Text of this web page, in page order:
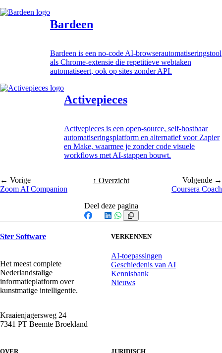
Bardeen
Bardeen is een no-code AI-browserautomatiseringstool
als Chrome-extensie die repetitieve webtaken
automatiseert, ook op sites zonder API.
Activepieces
Activepieces is een open-source, self-hostbaar
automatiseringsplatform en alternatief voor Zapier
en Make, waarmee je zonder code visuele
workflows met AI-stappen bouwt.
← Vorige
Zoom AI Companion
↑ Overzicht
Volgende →
Coursera Coach
Deel deze pagina
Facebook
X LinkedIn
WhatsApp
Ster Software
Het meest complete
Nederlandstalige
informatieplatform over
kunstmatige intelligentie.
Kraaienjagersweg 24
7341 PT Beemte Broekland
VERKENNEN
AI-toepassingen
Geschiedenis van AI
Kennisbank
Nieuws
OVER JURIDISCH